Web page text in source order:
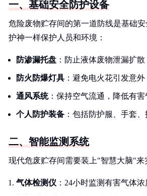
一、基础安全防护设备
危险废物贮存间的第一道防线是基础
护神一样保护人员和环境：
防渗漏托盘 ：防止液体废物泄漏扩散
防火防爆灯具 ：避免电火花引发意外
通风系统：保持空气流通，降低有
个人防护装备 ：包括防护服、手套
二、智能监测系统
现代危废贮存间需要装上"智慧大脑"来
气体检测仪 ：24小时监测有害气体浓